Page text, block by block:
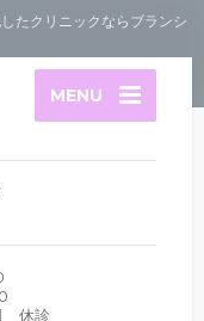
たクリニックならブランシ
MENU
休診